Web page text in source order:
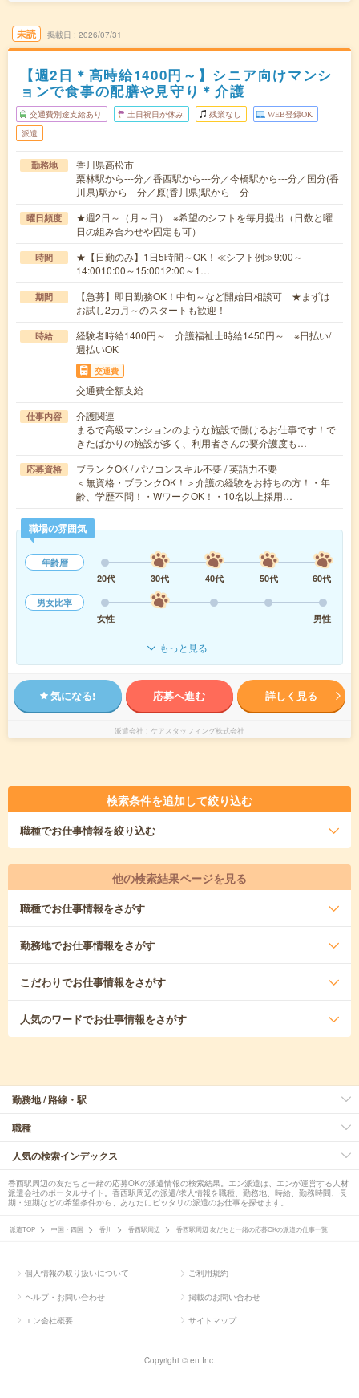
未読 掲載日 2026/07/31
【週2日＊高時給1400円～】シニア向けマンシ
ョンで食事の配膳や見守り＊介護
交通費別途支給あり 土日祝日が休み 残業なし WEB登録OK
派遣
勤務地
香川県高松市
栗林駅から---分／香西駅から---分／今橋駅から---分／国分(香
川県)駅から---分／原(香川県)駅から---分
曜日頻度
★週2日～（月～日） ※希望のシフトを毎月提出（日数と曜
日の組み合わせや固定も可）
時間
★【日勤のみ】1日5時間～OK！≪シフト例≫9:00～
14:0010:00～15:0012:00～1…
期間
【急募】即日勤務OK！中旬～など開始日相談可 ★まずは
お試し2カ月～のスタートも歓迎！
時給
経験者時給1400円～ 介護福祉士時給1450円～ ※日払い/
週払いOK
交通費
交通費全額支給
仕事内容
介護関連
まるで高級マンションのような施設で働けるお仕事です！で
きたばかりの施設が多く、利用者さんの要介護度も…
応募資格
ブランクOK / パソコンスキル不要 / 英語力不要
＜無資格・ブランクOK！＞介護の経験をお持ちの方！・年
齢、学歴不問！・WワークOK！・10名以上採用…
職場の雰囲気
年齢層
20代
30代 40代 50代
60代
男女比率
女性
男性
もっと見る
気になる! 応募へ進む 詳しく見る
派遣会社 ケアスタッフィング株式会社
検索条件を追加して絞り込む
職種でお仕事情報を絞り込む
他の検索結果ページを見る
職種でお仕事情報をさがす
勤務地でお仕事情報をさがす
こだわりでお仕事情報をさがす
人気のワードでお仕事情報をさがす
勤務地 / 路線・駅
職種
人気の検索インデックス
香西駅周辺の友だちと一緒の応募OKの派遣情報の検索結果。エン派遣は、エンが運営する人材
派遣会社のポータルサイト。香西駅周辺の派遣/求人情報を職種、勤務地、時給、勤務時間、長
期・短期などの希望条件から、あなたにピッタリの派遣のお仕事を探せます。
派遣TOP 中国・四国 香川 香西駅周辺 香西駅周辺 友だちと一緒の応募OKの派遣の仕事一覧
個人情報の取り扱いについて ご利用規約
ヘルプ・お問い合わせ 掲載のお問い合わせ
エン会社概要 サイトマップ
Copyright © en Inc.